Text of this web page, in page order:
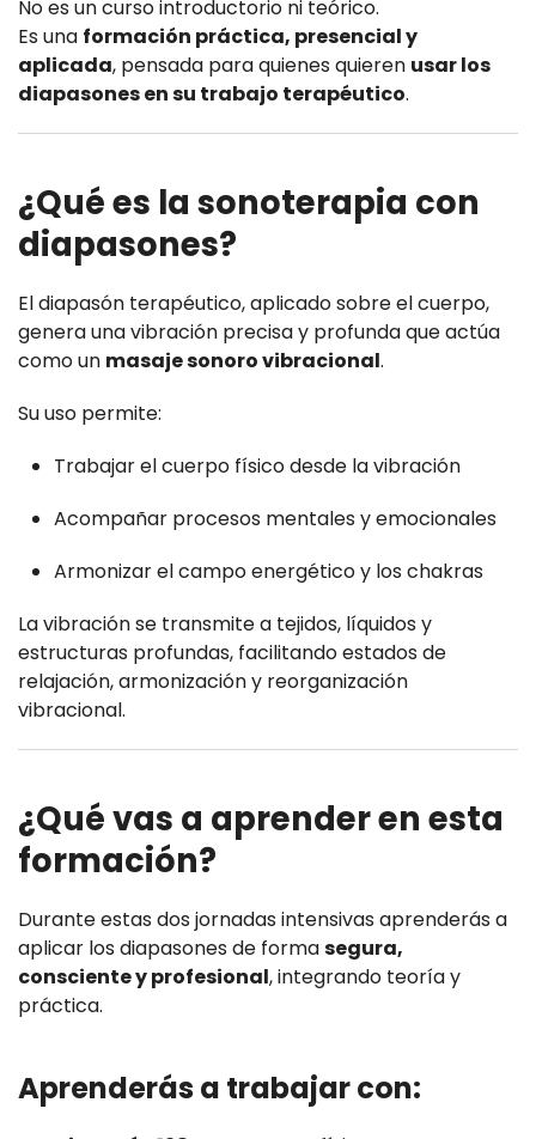
No es un curso introductorio ni teórico.
Es una formación práctica, presencial y
aplicada, pensada para quienes quieren usar los
diapasones en su trabajo terapéutico.
¿Qué es la sonoterapia con
diapasones?
El diapasón terapéutico, aplicado sobre el cuerpo,
genera una vibración precisa y profunda que actúa
como un masaje sonoro vibracional.
Su uso permite:
Trabajar el cuerpo físico desde la vibración
Acompañar procesos mentales y emocionales
Armonizar el campo energético y los chakras
La vibración se transmite a tejidos, líquidos y
estructuras profundas, facilitando estados de
relajación, armonización y reorganización
vibracional.
¿Qué vas a aprender en esta
formación?
Durante estas dos jornadas intensivas aprenderás a
aplicar los diapasones de formasegura,
consciente y profesional, integrando teoría y
práctica.
Aprenderás a trabajar con: